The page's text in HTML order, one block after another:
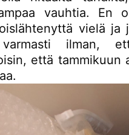
vauhtia. En
vielä ja
ilman,
että tammikuun